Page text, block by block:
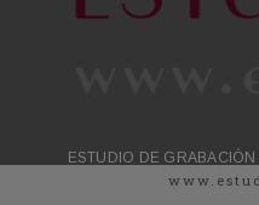
ESTUDIO DE